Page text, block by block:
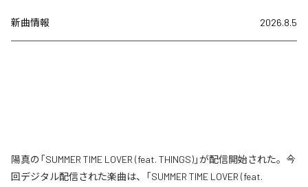
新曲情報 2026.8.5
陽真の「SUMMER TIME LOVER (feat. THINGS)」が配信開始された。今
回デジタル配信された楽曲は、「SUMMER TIME LOVER (feat.